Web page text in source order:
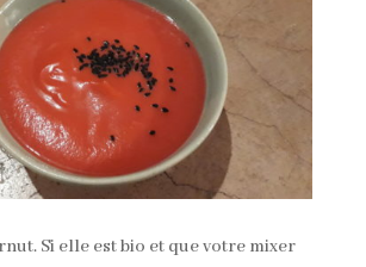
Si elle est bio et que votre mixer